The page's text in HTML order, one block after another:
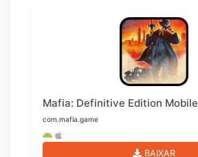
Mafia: Definitive Edition Mobile
com.mafia.game
BAIXAR